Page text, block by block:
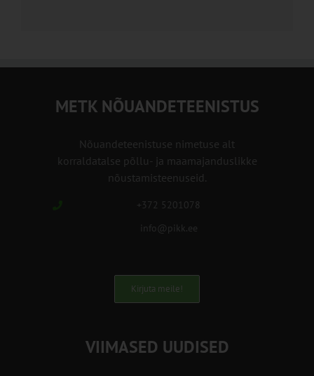
METK NÕUANDETEENISTUS
Nõuandeteenistuse nimetuse alt
korraldatalse põllu- ja maamajanduslikke
nõustamisteenuseid.
+372 5201078
info@pikk.ee
Kirjuta meile!
VIIMASED UUDISED